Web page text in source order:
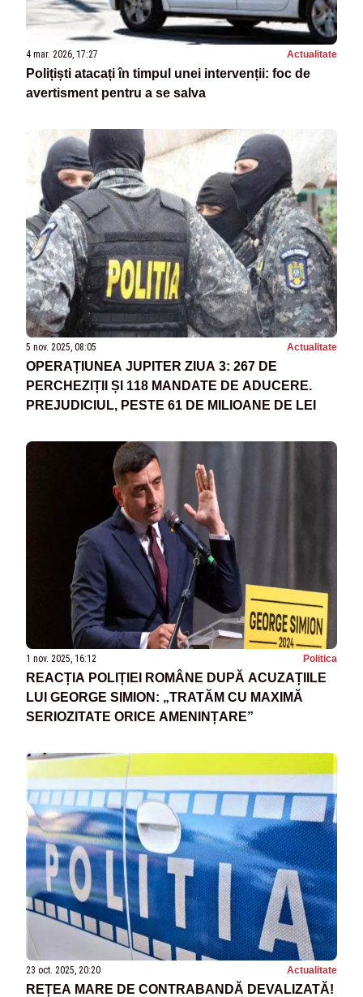
4 mar. 2026, 17:27 Actualitate
Polițiști atacați în timpul unei intervenții: foc de
avertisment pentru a se salva
5 nov. 2025, 08:05 Actualitate
OPERAȚIUNEA JUPITER ZIUA 3: 267 DE
PERCHEZIȚII ȘI 118 MANDATE DE ADUCERE.
PREJUDICIUL, PESTE 61 DE MILIOANE DE LEI
1 nov. 2025, 16:12 Politica
REACȚIA POLIȚIEI ROMÂNE DUPĂ ACUZAȚIILE
LUI GEORGE SIMION: „TRATĂM CU MAXIMĂ
SERIOZITATE ORICE AMENINȚARE”
23 oct. 2025, 20:20 Actualitate
REȚEA MARE DE CONTRABANDĂ DEVALIZATĂ!